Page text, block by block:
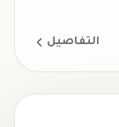
التفاصيل